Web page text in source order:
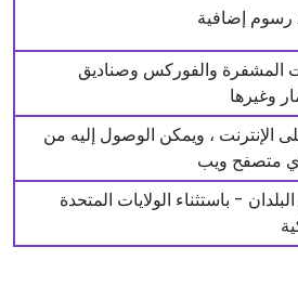
رسوم إضافية
المشفرة والفوركس وصناديق
وغيرها
الإنترنت ، ويمكن الوصول إليه من
متصفح ويب
- باستثناء الولايات المتحدة